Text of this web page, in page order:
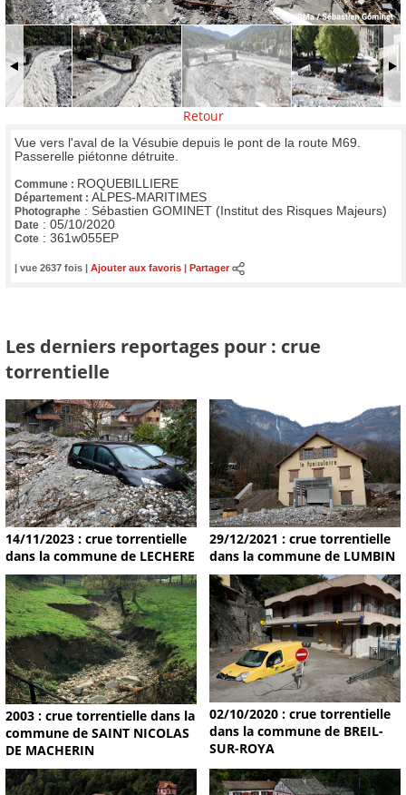
Retour
Vue vers l'aval de la Vésubie depuis le pont de la route M69.
Passerelle piétonne détruite.
Commune : ROQUEBILLIERE
Département : ALPES-MARITIMES
Photographe : Sébastien GOMINET (Institut des Risques Majeurs)
Date : 05/10/2020
Cote : 361w055EP
| vue 2637 fois | Ajouter aux favoris Partager
Les derniers reportages pour : crue
torrentielle
14/11/2023 : crue torrentielle
dans la commune de LECHERE
29/12/2021 : crue torrentielle
dans la commune de LUMBIN
2003 : crue torrentielle dans la
commune de SAINT NICOLAS
DE MACHERIN
02/10/2020 : crue torrentielle
dans la commune de BREIL-
SUR-ROYA